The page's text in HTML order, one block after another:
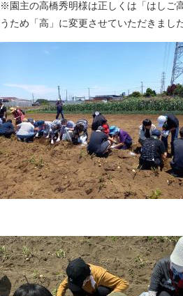
※園主の高橋秀明様は正しくは「はしご
うため「高」に変更させていただきました